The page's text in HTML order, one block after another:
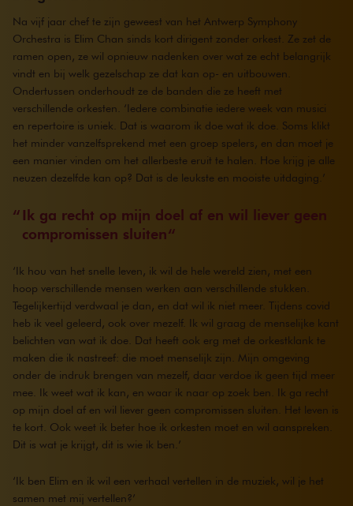
Na vijf jaar chef te zijn geweest van het Antwerp Symphony
Orchestra is Elim Chan sinds kort dirigent zonder orkest. Ze zet de
ramen open, ze wil opnieuw nadenken over wat ze echt belangrijk
vindt en bij welk gezelschap ze dat kan op- en uitbouwen.
Ondertussen onderhoudt ze de banden die ze heeft met
verschillende orkesten. ‘Iedere combinatie iedere week van musici
en repertoire is uniek. Dat is waarom ik doe wat ik doe. Soms klikt
het minder vanzelfsprekend met een groep spelers, en dan moet je
een manier vinden om het allerbeste eruit te halen. Hoe krijg je alle
neuzen dezelfde kan op? Dat is de leukste en mooiste uitdaging.’
Ik ga recht op mijn doel af en wil liever geen
compromissen sluiten
‘Ik hou van het snelle leven, ik wil de hele wereld zien, met een
hoop verschillende mensen werken aan verschillende stukken.
Tegelijkertijd verdwaal je dan, en dat wil ik niet meer. Tijdens covid
heb ik veel geleerd, ook over mezelf. Ik wil graag de menselijke kant
belichten van wat ik doe. Dat heeft ook erg met de orkestklank te
maken die ik nastreef: die moet menselijk zijn. Mijn omgeving
onder de indruk brengen van mezelf, daar verdoe ik geen tijd meer
mee. Ik weet wat ik kan, en waar ik naar op zoek ben. Ik ga recht
op mijn doel af en wil liever geen compromissen sluiten. Het leven is
te kort. Ook weet ik beter hoe ik orkesten moet en wil aanspreken.
Dit is wat je krijgt, dit is wie ik ben.’
‘Ik ben Elim en ik wil een verhaal vertellen in de muziek, wil je het
samen met mij vertellen?’